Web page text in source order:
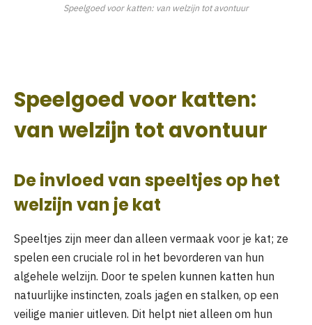
Speelgoed voor katten: van welzijn tot avontuur
Speelgoed voor katten:
van welzijn tot avontuur
De invloed van speeltjes op het
welzijn van je kat
Speeltjes zijn meer dan alleen vermaak voor je kat; ze
spelen een cruciale rol in het bevorderen van hun
algehele welzijn. Door te spelen kunnen katten hun
natuurlijke instincten, zoals jagen en stalken, op een
veilige manier uitleven. Dit helpt niet alleen om hun